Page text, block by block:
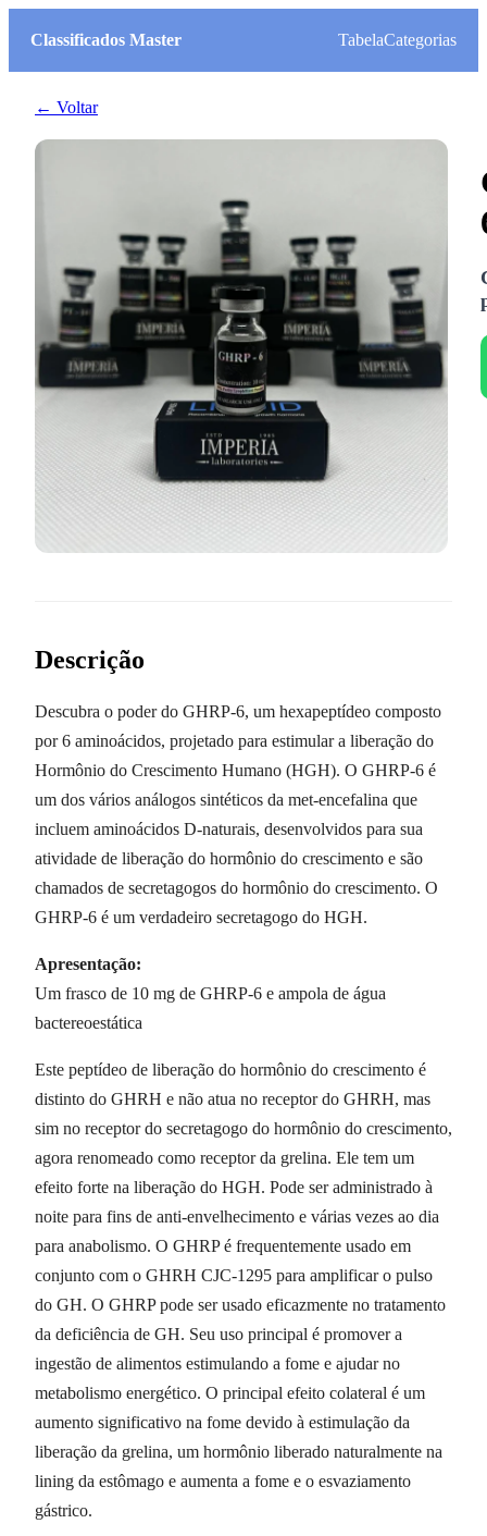
Classificados Master TabelaCategorias
← Voltar
Descrição
Descubra o poder do GHRP-6, um hexapeptídeo composto
por 6 aminoácidos, projetado para estimular a liberação do
Hormônio do Crescimento Humano (HGH). O GHRP-6 é
um dos vários análogos sintéticos da met-encefalina que
incluem aminoácidos D-naturais, desenvolvidos para sua
atividade de liberação do hormônio do crescimento e são
chamados de secretagogos do hormônio do crescimento. O
GHRP-6 é um verdadeiro secretagogo do HGH.
Apresentação:
Um frasco de 10 mg de GHRP-6 e ampola de água
bactereoestática
Este peptídeo de liberação do hormônio do crescimento é
distinto do GHRH e não atua no receptor do GHRH, mas
sim no receptor do secretagogo do hormônio do crescimento,
agora renomeado como receptor da grelina. Ele tem um
efeito forte na liberação do HGH. Pode ser administrado à
noite para fins de anti-envelhecimento e várias vezes ao dia
para anabolismo. O GHRP é frequentemente usado em
conjunto com o GHRH CJC-1295 para amplificar o pulso
do GH. O GHRP pode ser usado eficazmente no tratamento
da deficiência de GH. Seu uso principal é promover a
ingestão de alimentos estimulando a fome e ajudar no
metabolismo energético. O principal efeito colateral é um
aumento significativo na fome devido à estimulação da
liberação da grelina, um hormônio liberado naturalmente na
lining da estômago e aumenta a fome e o esvaziamento
gástrico.